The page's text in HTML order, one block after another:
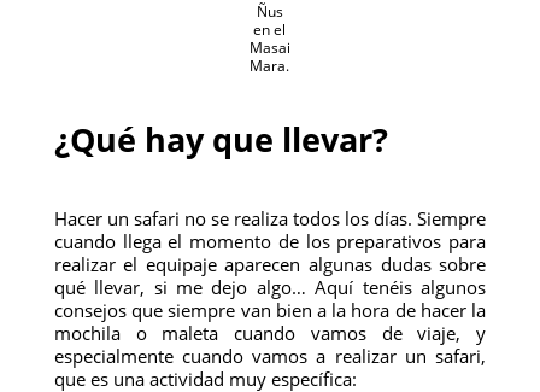
Ñus
en el
Masai
Mara.
¿Qué hay que llevar?
Hacer un safari no se realiza todos los días. Siempre
cuando llega el momento de los preparativos para
realizar el equipaje aparecen algunas dudas sobre
qué llevar, si me dejo algo… Aquí tenéis algunos
consejos que siempre van bien a la hora de hacer la
mochila o maleta cuando vamos de viaje, y
especialmente cuando vamos a realizar un safari,
que es una actividad muy específica: